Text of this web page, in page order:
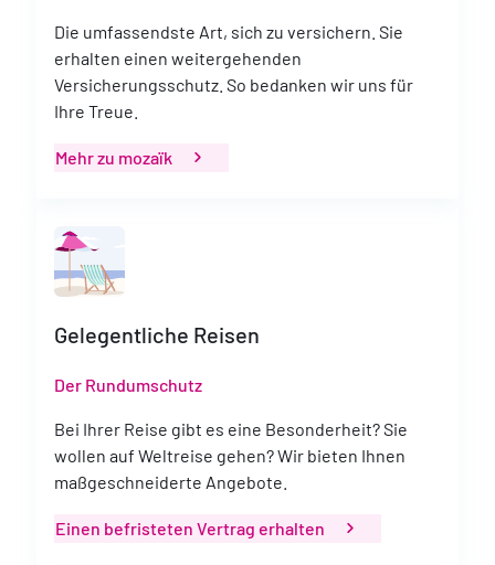
Die umfassendste Art, sich zu versichern. Sie
erhalten einen weitergehenden
Versicherungsschutz. So bedanken wir uns für
Ihre Treue.
Mehr zu mozaïk
Gelegentliche Reisen
Der Rundumschutz
Bei Ihrer Reise gibt es eine Besonderheit? Sie
wollen auf Weltreise gehen? Wir bieten Ihnen
maßgeschneiderte Angebote.
Einen befristeten Vertrag erhalten